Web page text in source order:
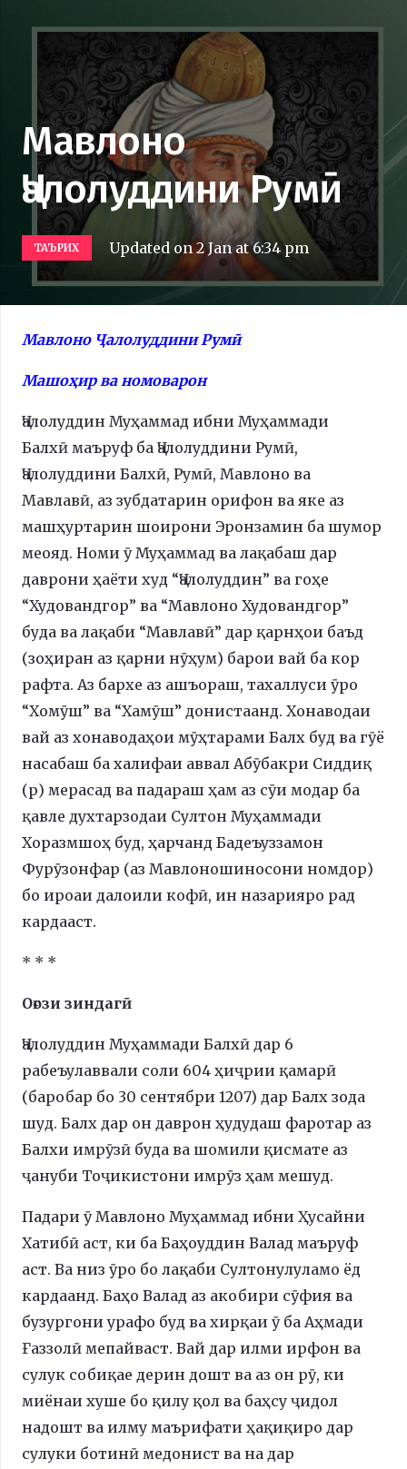
Мавлоно
Ҷалолуддини Румӣ
ТАЪРИХ Updated on2 Jan at 6:34 pm
Мавлоно Ҷалолуддини Румӣ
Машоҳир ва номоварон
Ҷалолуддин Муҳаммад ибни Муҳаммади
Балхӣ маъруф ба Ҷалолуддини Румӣ,
Ҷалолуддини Балхӣ, Румӣ, Мавлоно ва
Мавлавӣ, аз зубдатарин орифон ва яке аз
машҳуртарин шоирони Эронзамин ба шумор
меояд. Номи ӯ Муҳаммад ва лақабаш дар
даврони ҳаёти худ “Ҷалолуддин” ва гоҳе
“Худовандгор” ва “Мавлоно Худовандгор”
буда ва лақаби “Мавлавӣ” дар қарнҳои баъд
(зоҳиран аз қарни нӯҳум) барои вай ба кор
рафта. Аз бархе аз ашъораш, тахаллуси ӯро
“Хомӯш” ва “Хамӯш” донистаанд. Хонаводаи
вай аз хонаводаҳои мӯҳтарами Балх буд ва гӯё
насабаш ба халифаи аввал Абӯбакри Сиддиқ
(р) мерасад ва падараш ҳам аз сӯи модар ба
қавле духтарзодаи Султон Муҳаммади
Хоразмшоҳ буд, ҳарчанд Бадеъуззамон
Фурӯзонфар (аз Мавлоношиносони номдор)
бо ироаи далоили кофӣ, ин назарияро рад
кардааст.
* * *
Оғози зиндагӣ
Ҷалолуддин Муҳаммади Балхӣ дар 6
рабеъулаввали соли 604 ҳиҷрии қамарӣ
(баробар бо 30 сентябри 1207) дар Балх зода
шуд. Балх дар он даврон ҳудудаш фаротар аз
Балхи имрӯзӣ буда ва шомили қисмате аз
ҷануби Тоҷикистони имрӯз ҳам мешуд.
Падари ӯ Мавлоно Муҳаммад ибни Ҳусайни
Хатибӣ аст, ки ба Баҳоуддин Валад маъруф
аст. Ва низ ӯро бо лақаби Султонулуламо ёд
кардаанд. Баҳо Валад аз акобири сӯфия ва
бузургони урафо буд ва хирқаи ӯ ба Аҳмади
Ғаззолӣ мепайваст. Вай дар илми ирфон ва
сулук собиқае дерин дошт ва аз он рӯ, ки
миёнаи хуше бо қилу қол ва баҳсу ҷидол
надошт ва илму маърифати ҳақиқиро дар
сулуки ботинӣ медонист ва на дар